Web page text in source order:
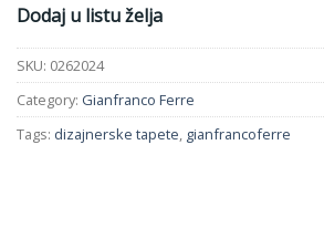
Dodaj u listu želja
SKU: 0262024
Category: Gianfranco Ferre
Tags: dizajnerske tapete, gianfrancoferre